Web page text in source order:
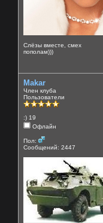
Слёзы вместе, смех
пополам)))
Makar
Член клуба
Пользователи
:) 19
Офлайн
Пол:
Сообщений: 2447